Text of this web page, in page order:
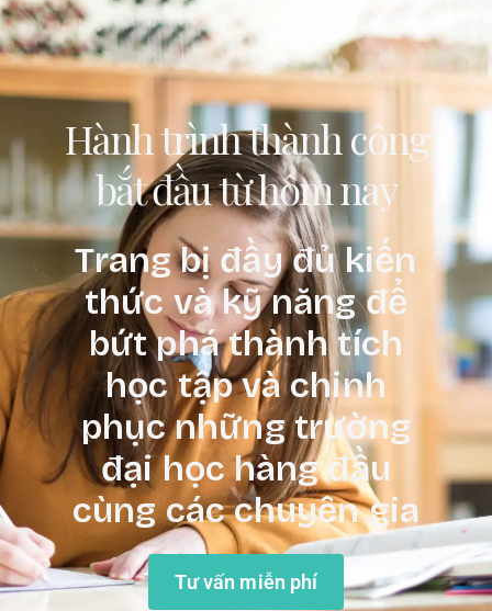
Hành trình thành công
bắt đầu từ hôm nay
Trang bị đầy đủ kiến
thức và kỹ năng để
bứt phá thành tích
học tập và chinh
phục những trường
đại học hàng đầu
cùng các chuyên gia
Tư vấn miễn phí